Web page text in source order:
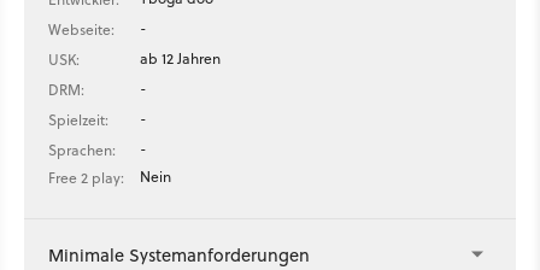
Webseite:
-
USK:
ab 12 Jahren
DRM:
-
Spielzeit:
-
Sprachen:
-
Free 2 play:
Nein
Minimale Systemanforderungen